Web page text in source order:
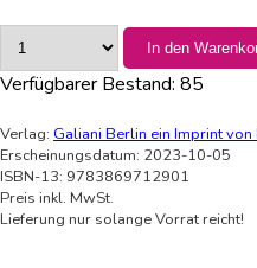
In den
Verfügbarer Bestand: 85
Verlag: Galiani Berlin ein Imprint
Erscheinungsdatum: 2023-10-05
ISBN-13: 9783869712901
Preis inkl. MwSt.
Lieferung nur solange Vorrat reicht!